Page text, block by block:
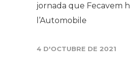
jornada que Fecavem
l’Automobile
4 D'OCTUBRE DE 2021